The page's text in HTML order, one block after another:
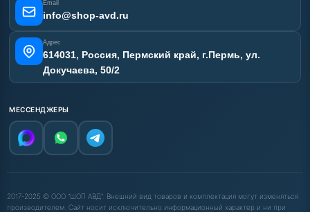
Email
info@shop-avd.ru
Адрес
614031, Россия, Пермский край, г.Пермь, ул.
Докучаева, 50/2
МЕССЕНДЖЕРЫ
2017-2025 © ООО "ШОП АВД". Внешний вид товаров и комплектация могут изменяться
производителем. Сайт носит исключительно информационный характер и ни при